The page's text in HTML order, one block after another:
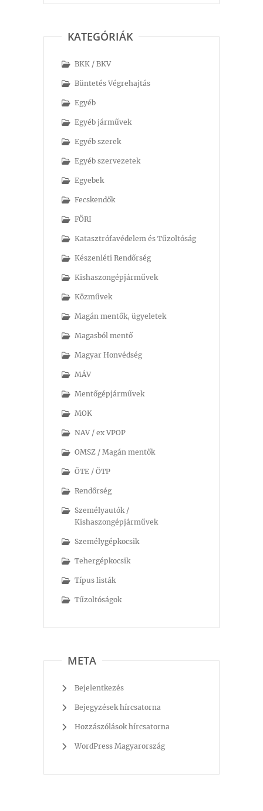
KATEGÓRIÁK
BKK / BKV
Büntetés Végrehajtás
Egyéb
Egyéb járművek
Egyéb szerek
Egyéb szervezetek
Egyebek
Fecskendők
FÖRI
Katasztrófavédelem és Tűzoltóság
Készenléti Rendőrség
Kishaszongépjárművek
Közművek
Magán mentők, ügyeletek
Magasból mentő
Magyar Honvédség
MÁV
Mentőgépjárművek
MOK
NAV / ex VPOP
OMSZ / Magán mentők
ÖTE / ÖTP
Rendőrség
Személyautók /
Kishaszongépjárművek
Személygépkocsik
Tehergépkocsik
Típus listák
Tűzoltóságok
META
Bejelentkezés
Bejegyzések hírcsatorna
Hozzászólások hírcsatorna
WordPress Magyarország